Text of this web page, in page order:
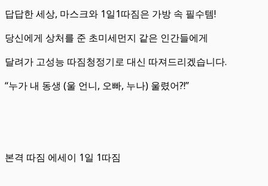
답답한 세상, 마스크와 1일1따짐은 가방 속 필수템!
당신에게 상처를 준 초미세먼지 같은 인간들에게
달려가 고성능 따짐청정기로 대신 따져드리겠습니다.
“누가 내 동생 (울 언니, 오빠, 누나) 울렸어?!”
본격 따짐 에세이 1일 1따짐